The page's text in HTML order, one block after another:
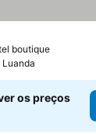
boutiqueVer
Luanda
os preços